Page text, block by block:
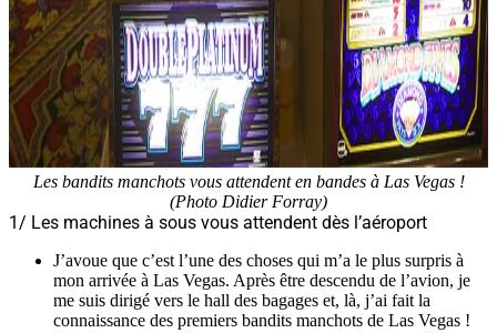
Les bandits manchots vous attendent en bandes à Las Vegas !
(Photo Didier Forray)
1/ Les machines à sous vous attendent dès l’aéroport
J’avoue que c’est l’une des choses qui m’a le plus surpris à
mon arrivée à Las Vegas. Après être descendu de l’avion, je
me suis dirigé vers le hall des bagages et, là, j’ai fait la
connaissance des premiers bandits manchots de Las Vegas !